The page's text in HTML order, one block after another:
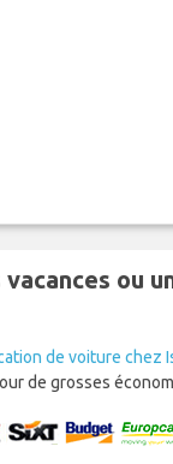
ou
de voiture chez
de grosses